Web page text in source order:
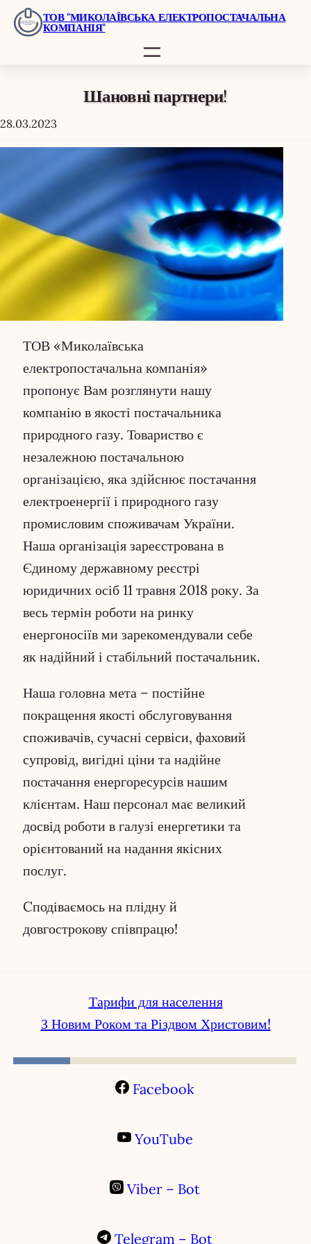
ПерейтиТОВ "МИКОЛАЇВСЬКА ЕЛЕКТРОПОСТАЧАЛЬНА
КОМПАНІЯ"
Шановні партнери!
28.03.2023
ТОВ «Миколаївська
електропостачальна компанія»
пропонує Вам розглянути нашу
компанію в якості постачальника
природного газу. Товариство є
незалежною постачальною
організацією, яка здійснює постачання
електроенергії і природного газу
промисловим споживачам України.
Наша організація зареєстрована в
Єдиному державному реєстрі
юридичних осіб 11 травня 2018 року. За
весь термін роботи на ринку
енергоносіїв ми зарекомендували себе
як надійний і стабільний постачальник.
Наша головна мета – постійне
покращення якості обслуговування
споживачів, сучасні сервіси, фаховий
супровід, вигідні ціни та надійне
постачання енергоресурсів нашим
клієнтам. Наш персонал має великий
досвід роботи в галузі енергетики та
орієнтований на надання якісних
послуг.
Cподіваємось на плідну й
довгострокову співпрацю!
Тарифи для населення
З Новим Роком та Різдвом Христовим!
Facebook
YouTube
Viber – Bot
Telegram – Bot